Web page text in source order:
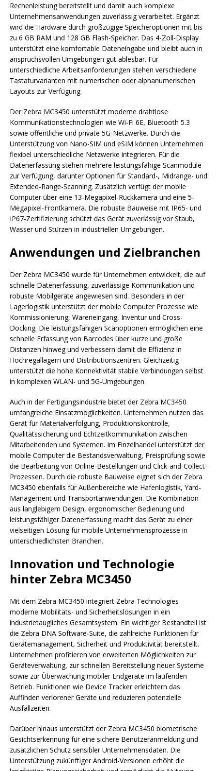
Rechenleistung bereitstellt und damit auch komplexe
Unternehmensanwendungen zuverlässig verarbeitet. Ergänzt
wird die Hardware durch großzügige Speicheroptionen mit bis
zu 6 GB RAM und 128 GB Flash-Speicher. Das 4-Zoll-Display
unterstützt eine komfortable Dateneingabe und bleibt auch in
anspruchsvollen Umgebungen gut ablesbar. Für
unterschiedliche Arbeitsanforderungen stehen verschiedene
Tastaturvarianten mit numerischen oder alphanumerischen
Layouts zur Verfügung.
Der Zebra MC3450 unterstützt moderne drahtlose
Kommunikationstechnologien wie Wi-Fi 6E, Bluetooth 5.3
sowie öffentliche und private 5G-Netzwerke. Durch die
Unterstützung von Nano-SIM und eSIM können Unternehmen
flexibel unterschiedliche Netzwerke integrieren. Für die
Datenerfassung stehen mehrere leistungsfähige Scanmodule
zur Verfügung, darunter Optionen für Standard-, Midrange- und
Extended-Range-Scanning. Zusätzlich verfügt der mobile
Computer über eine 13-Megapixel-Rückkamera und eine 5-
Megapixel-Frontkamera. Die robuste Bauweise mit IP65- und
IP67-Zertifizierung schützt das Gerät zuverlässig vor Staub,
Wasser und Stürzen in industriellen Umgebungen.
Anwendungen und Zielbranchen
Der Zebra MC3450 wurde für Unternehmen entwickelt, die auf
schnelle Datenerfassung, zuverlässige Kommunikation und
robuste Mobilgeräte angewiesen sind. Besonders in der
Lagerlogistik unterstützt der mobile Computer Prozesse wie
Kommissionierung, Wareneingang, Inventur und Cross-
Docking. Die leistungsfähigen Scanoptionen ermöglichen eine
schnelle Erfassung von Barcodes über kurze und große
Distanzen hinweg und verbessern damit die Effizienz in
Hochregallagern und Distributionszentren. Gleichzeitig
unterstützt die hohe Konnektivität stabile Verbindungen selbst
in komplexen WLAN- und 5G-Umgebungen.
Auch in der Fertigungsindustrie bietet der Zebra MC3450
umfangreiche Einsatzmöglichkeiten. Unternehmen nutzen das
Gerät für Materialverfolgung, Produktionskontrolle,
Qualitätssicherung und Echtzeitkommunikation zwischen
Mitarbeitenden und Systemen. Im Einzelhandel unterstützt der
mobile Computer die Bestandsverwaltung, Preisprüfung sowie
die Bearbeitung von Online-Bestellungen und Click-and-Collect-
Prozessen. Durch die robuste Bauweise eignet sich der Zebra
MC3450 ebenfalls für Außenbereiche wie Hafenlogistik, Yard-
Management und Transportanwendungen. Die Kombination
aus langlebigem Design, ergonomischer Bedienung und
leistungsfähiger Datenerfassung macht das Gerät zu einer
vielseitigen Lösung für mobile Unternehmensprozesse in
unterschiedlichsten Branchen.
Innovation und Technologie
hinter Zebra MC3450
Mit dem Zebra MC3450 integriert Zebra Technologies
moderne Mobilitäts- und Sicherheitslösungen in ein
industrietaugliches Gesamtsystem. Ein wichtiger Bestandteil ist
die Zebra DNA Software-Suite, die zahlreiche Funktionen für
Gerätemanagement, Sicherheit und Produktivität bereitstellt.
Unternehmen profitieren von erweiterten Möglichkeiten zur
Geräteverwaltung, zur schnellen Bereitstellung neuer Systeme
sowie zur Überwachung mobiler Endgeräte im laufenden
Betrieb. Funktionen wie Device Tracker erleichtern das
Auffinden verlorener Geräte und reduzieren potenzielle
Ausfallzeiten.
Darüber hinaus unterstützt der Zebra MC3450 biometrische
Gesichtserkennung für eine sichere Benutzeranmeldung und
zusätzlichen Schutz sensibler Unternehmensdaten. Die
Unterstützung zukünftiger Android-Versionen erhöht die